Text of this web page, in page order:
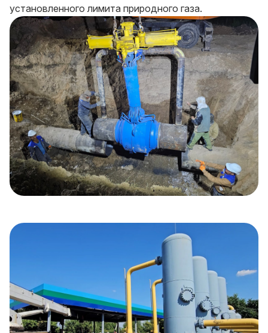
установленного лимита природного газа.